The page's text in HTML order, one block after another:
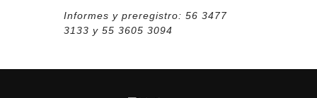
Informes y preregistro: 56 3477
3133 y 55 3605 3094